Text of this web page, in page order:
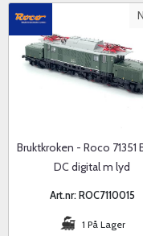
Bruktkroken - Roco 71351
DC digital m lyd
Art.nr: ROC7110015
1 På Lager